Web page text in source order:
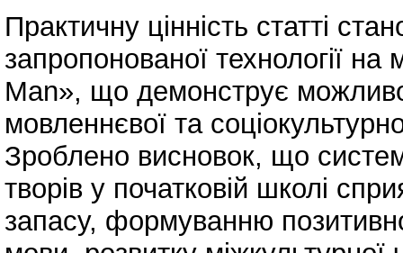
Практичну цінність статті
запропонованої технології
Man», що демонструє
мовленнєвої та
Зроблено висновок, що
творів у початковій школі
запасу, формуванню